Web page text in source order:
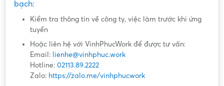
bạch:
Kiểm tra thông tin về công ty, việc làm trước khi ứng
tuyển
Hoặc liên hệ với VinhPhucWork để được tư vấn:
Email: lienhe@vinhphuc.work
Hotline: 02113.89.2222
Zalo: https://zalo.me/vinhphucwork